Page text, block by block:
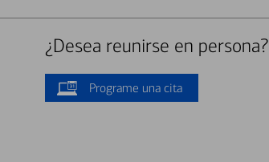
¿Desea reunirse en persona?
Programe una cita